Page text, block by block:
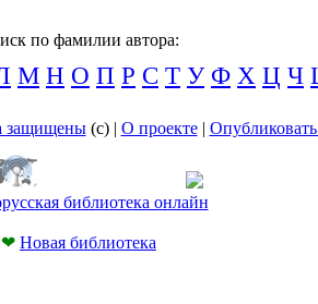
по фамилии автора:
М Н О П Р С Т У Ф Х Ц Ч
защищены(с) | О проекте|
❤ Новая библиотека